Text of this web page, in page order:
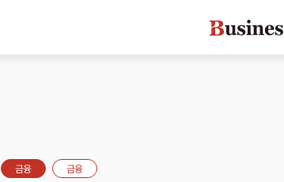
금융 금융